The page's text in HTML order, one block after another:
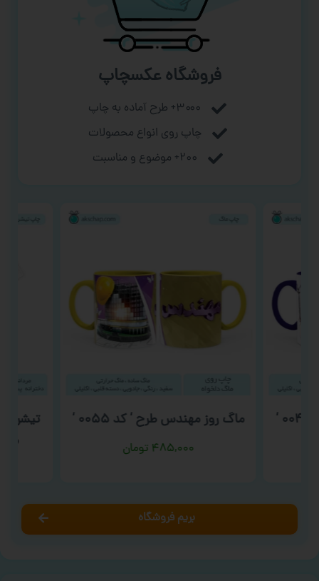
فروشگاه عکسچاپ
۳۰۰۰+ طرح آماده به چاپ
چاپ روی انواع محصولات
۲۰۰+ موضوع و مناسبت
ماگ روز مهندس طرح ‘ کد ۰۰۵۵ ‘
۴۸۵,۰۰۰ تومان
تیشرت
بریم فروشگاه